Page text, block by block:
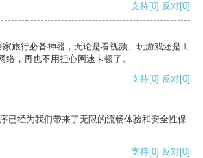
支持[0] 反对[0]
旅行必备神器，无论是看视频、玩游戏还是工
络，再也不用担心网速卡顿了。
支持[0] 反对[0]
已经为我们带来了无限的流畅体验和安全性保
支持[0] 反对[0]